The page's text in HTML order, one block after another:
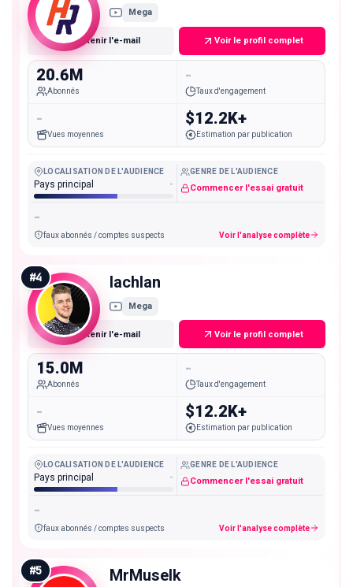
Mega
Obtenir l'e-mail Voir le profil complet
20.6M
Abonnés
-
Taux d'engagement
-
Vues moyennes
$12.2K+
Estimation par publication
LOCALISATION DE L'AUDIENCE
Pays principal -
GENRE DE L'AUDIENCE
Commencer l'essai gratuit
-
faux abonnés / comptes suspects Voir l'analyse complète
#4 lachlan
Mega
Obtenir l'e-mail Voir le profil complet
15.0M
Abonnés
-
Taux d'engagement
-
Vues moyennes
$12.2K+
Estimation par publication
LOCALISATION DE L'AUDIENCE
Pays principal -
GENRE DE L'AUDIENCE
Commencer l'essai gratuit
-
faux abonnés / comptes suspects Voir l'analyse complète
#5 MrMuselk